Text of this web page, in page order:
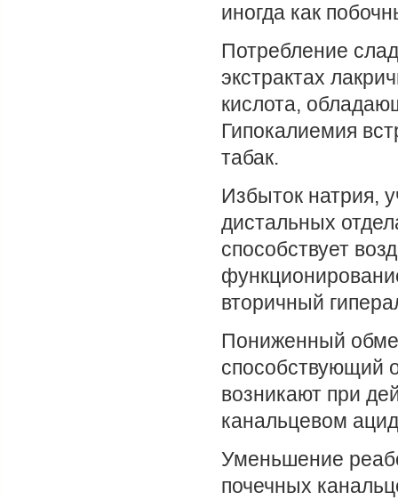
иногда как
Потребление
экстрактах
кислота,
Гипокалиемия
табак.
Избыток натрия,
дистальных
способствует
вторичный
Пониженный
способствующий
возникают при
канальцевом
Уменьшение
почечных